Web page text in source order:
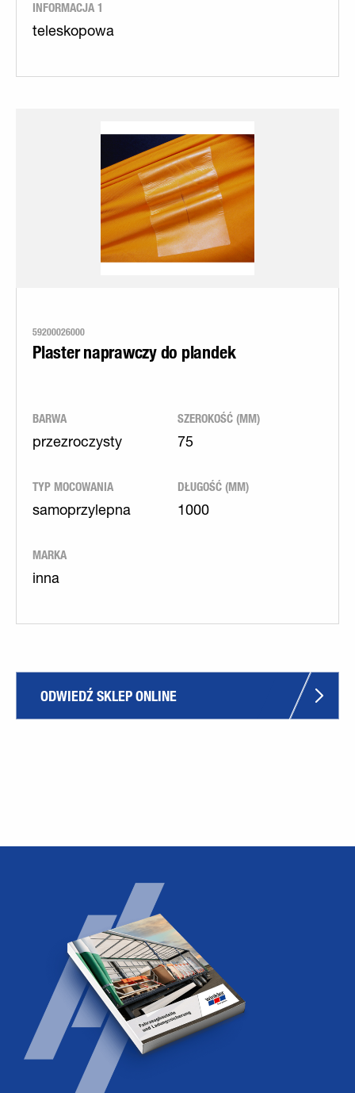
INFORMACJA 1
teleskopowa
59200026000
Plaster naprawczy do plandek
BARWA
przezroczysty
SZEROKOŚĆ (MM)
75
TYP MOCOWANIA
samoprzylepna
DŁUGOŚĆ (MM)
1000
MARKA
inna
ODWIEDŹ SKLEP ONLINE